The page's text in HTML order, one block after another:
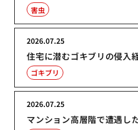
害虫
住宅に潜むゴキブリの侵入
2026.07.25
ゴキブリ
マンション高層階で遭遇し
2026.07.25